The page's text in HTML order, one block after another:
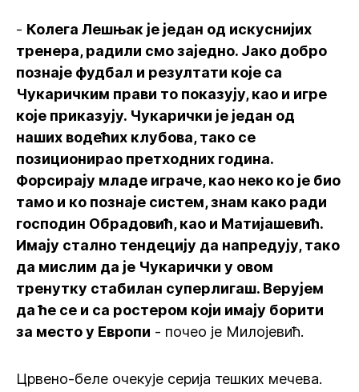
- Колега Лешњак је један од искуснијих
тренера, радили смо заједно. Јако добро
познаје фудбал и резултати које са
Чукаричким прави то показују, као и игре
које приказују. Чукарички је један од
наших водећих клубова, тако се
позиционирао претходних година.
Форсирају младе играче, као неко ко је био
тамо и ко познаје систем, знам како ради
господин Обрадовић, као и Матијашевић.
Имају стално тендецију да напредују, тако
да мислим да је Чукарички у овом
тренутку стабилан суперлигаш. Верујем
да ће се и са ростером који имају борити
за место у Европи - почео је Милојевић.
Црвено-белe очекује серија тешких мечева.